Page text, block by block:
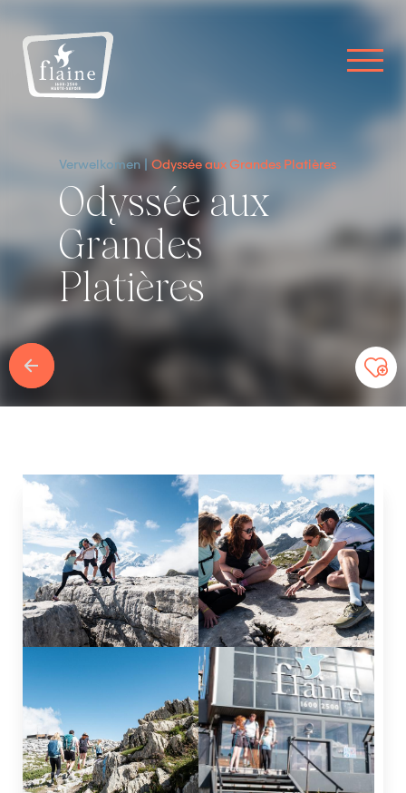
Verwelkomen Odyssée aux Grandes Platières
Odyssée aux
Grandes
Platières